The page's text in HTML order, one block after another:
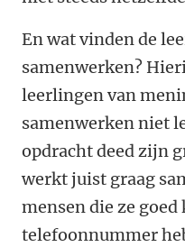
En wat vinden de
samenwerken?
leerlingen van
samenwerken niet
opdracht deed zijn
werkt juist graag
mensen die ze
telefoonnummer